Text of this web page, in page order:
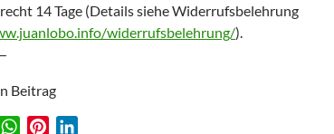
14 Tage (Details siehe Widerrufsbelehrung
widerrufsbelehrung/).
Beitrag
W